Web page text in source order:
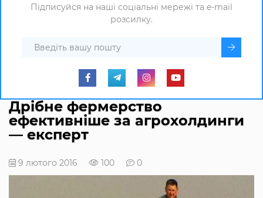
Підписуйся на наші соціальні мережі та e-mail
розсилку.
Дрібне фермерство
ефективніше за агрохолдинги
— експерт
9 лютого 2016 100 0